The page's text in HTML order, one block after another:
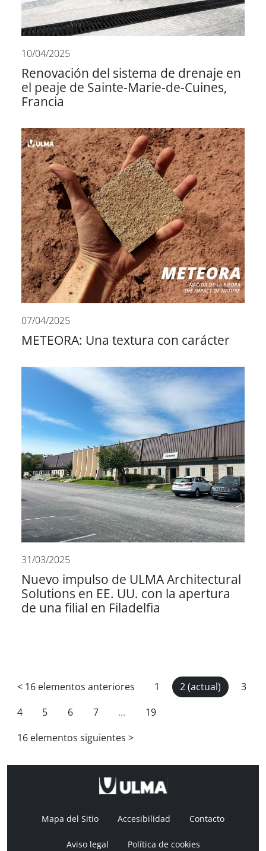
10/04/2025
Renovación del sistema de drenaje en
el peaje de Sainte-Marie-de-Cuines,
Francia
07/04/2025
METEORA: Una textura con carácter
31/03/2025
Nuevo impulso de ULMA Architectural
Solutions en EE. UU. con la apertura
de una filial en Filadelfia
< 16 elementos anteriores 1 2 (actual) 3
4 5 6 7 ... 19
16 elementos siguientes >
Mapa del Sitio Accesibilidad Contacto
Aviso legal Política de cookies